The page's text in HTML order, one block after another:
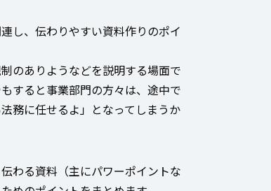
し、伝わりやすい資料作りのポイ
のありようなどを説明する場面で
すると事業部門の方々は、途中で
務に任せるよ」となってしまうか
わる資料（主にパワーポイントな